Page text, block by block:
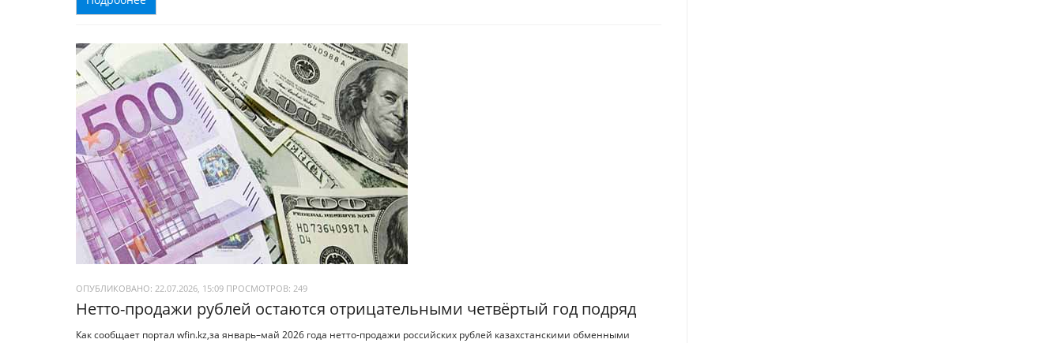
ОПУБЛИКОВАНО: 22.07.2026, 15:09 ПРОСМОТРОВ: 249
Нетто-продажи рублей остаются отрицательными четвёртый год подряд
Как сообщает портал wfin.kz,за январь–май 2026 года нетто-продажи российских рублей казахстанскими обменными